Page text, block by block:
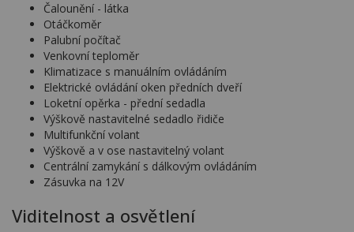
Čalounění - látka
Otáčkoměr
Palubní počítač
Venkovní teploměr
Klimatizace s manuálním ovládáním
Elektrické ovládání oken předních dveří
Loketní opěrka - přední sedadla
Výškově nastavitelné sedadlo řidiče
Multifunkční volant
Výškově a v ose nastavitelný volant
Centrální zamykání s dálkovým ovládáním
Zásuvka na 12V
Viditelnost a osvětlení